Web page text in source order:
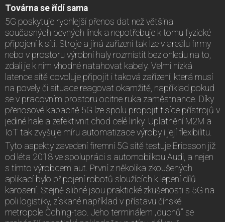
Továrna se řídí sama
5G poskytuje rychlejší přenos dat než většina
současných pevných linek a nepotřebuje k tomu fyzické
připojení k síti. Stroje a jiná zařízení tak lze v areálu firmy
nebo v prostoru výrobní haly rozmístit bez ohledu na to,
zdali je k nim vhodné natahovat kabely. Velmi nízká
latence sítě dovoluje připojit i taková zařízení, která musí
na povely či situace reagovat okamžitě, například pokud
se v pracovním prostoru ocitne ruka zaměstnance. Díky
přenosové kapacitě 5G lze spolu propojit tisíce přístrojů v
jediné hale a zefektivnit chod celé linky. Uplatnění M2M a
IoT tak zvyšuje míru automatizace výroby i její flexibilitu.
Tyto aspekty zavedení firemní 5G sítě testuje Ericsson již
od léta 2018 ve spolupráci s automobilkou Audi, a nejen
s tímto výrobcem aut. První z několika zkoušených
aplikací bylo připojení robotů sloužících k lepení dílů
karoserií. Stejně slibné jsou praktické zkušenosti s 5G na
poli logistiky, získané například v přístavu čínské
metropole Čching-tao. Jeho terminálem „duchů“ se